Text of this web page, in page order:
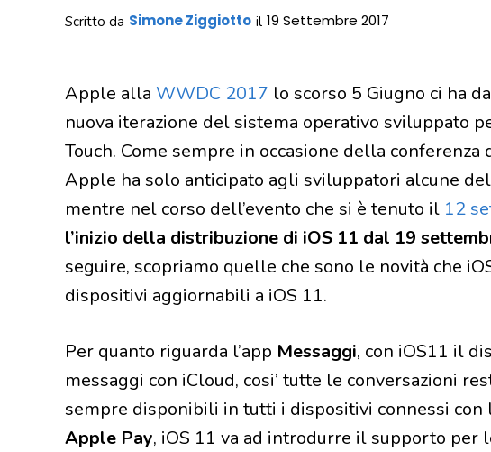
Scritto da Simone Ziggiotto il 19 Settembre 2017
Apple alla WWDC 2017 lo scorso 5 Giugno ci ha
nuova iterazione del sistema operativo sviluppato
Touch. Come sempre in occasione della
Apple ha solo anticipato agli sviluppatori alcune
mentre nel corso dell’evento che si è tenuto il 12
l’inizio della distribuzione di iOS 11 dal 19
seguire, scopriamo quelle che sono le novità che
dispositivi aggiornabili a iOS 11.
Per quanto riguarda l’app Messaggi, con iOS11 il
messaggi con iCloud, cosi’ tutte le conversazioni
sempre disponibili in tutti i dispositivi connessi con
Apple Pay, iOS 11 va ad introdurre il supporto per